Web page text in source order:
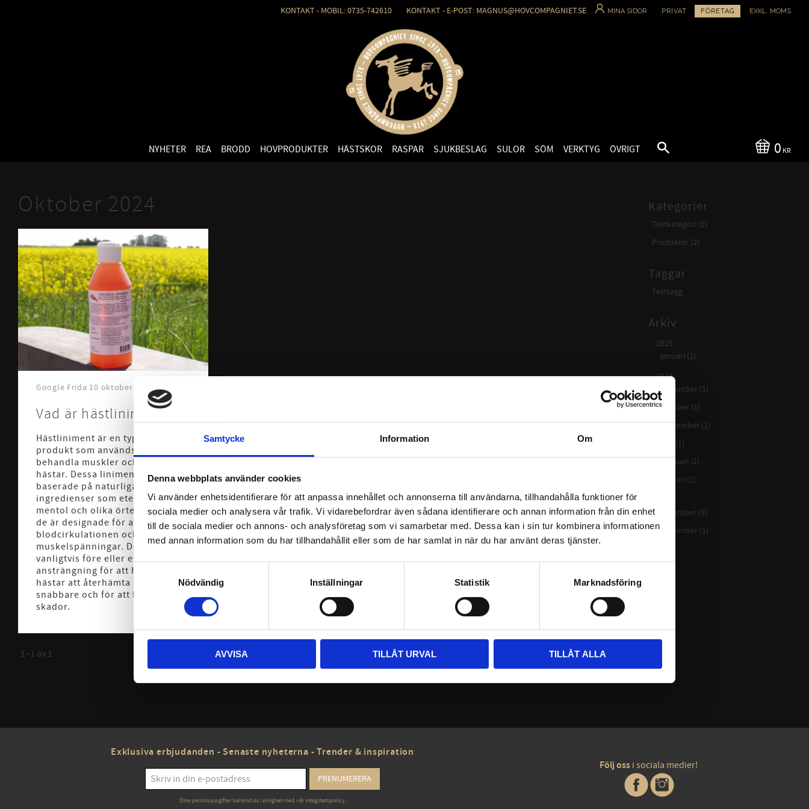
Samtycke Information Om
Denna webbplats använder cookies
Vi använder enhetsidentifierare för att anpassa innehållet och annonserna till användarna, tillhandahålla funktioner för
sociala medier och analysera vår trafik. Vi vidarebefordrar även sådana identifierare och annan information från din enhet
till de sociala medier och annons- och analysföretag som vi samarbetar med. Dessa kan i sin tur kombinera informationen
med annan information som du har tillhandahållit eller som de har samlat in när du har använt deras tjänster.
Samtyckesval
Nödvändig
Inställningar Statistik Marknadsföring
AVVISA TILLÅT URVAL TILLÅT ALLA
KONTAKT - MOBIL: 0735-742610 KONTAKT - E-POST: MAGNUS@HOVCOMPAGNIET.SE MINA SIDOR PRIVAT FÖRETAG EXKL. MOMS
0 KR
NYHETER REA BRODD HOVPRODUKTER HÄSTSKOR RASPAR SJUKBESLAG SULOR SÖM VERKTYG ÖVRIGT
Oktober 2024
Google Frida 10 oktober 2024
Vad är hästliniment?
Hästliniment är en typ av topikal
produkt som används för att
behandla muskler och leder på
hästar. Dessa liniment är ofta
baserade på naturliga
ingredienser som eteriska oljor,
mentol och olika örtextrakt, och
de är designade för att stimulera
blodcirkulationen och lindra
muskelspänningar. Det används
vanligtvis före eller efter fysisk
ansträngning för att hjälpa
hästar att återhämta sig
snabbare och för att förebygga
skador.
1–1 av 1
Kategorier
Testkategori (1)
Produkter (2)
Taggar
Testtagg
Arkiv
2025
januari (1)
2024
november (1)
oktober (1)
september (1)
maj (1)
februari (1)
januari (1)
december (3)
november (1)
Exklusiva erbjudanden - Senaste nyheterna - Trender & inspiration
PRENUMERERA
Dina personuppgifter behandlas i enlighet med vårintegritetspolicy.
Följ oss i sociala medier!